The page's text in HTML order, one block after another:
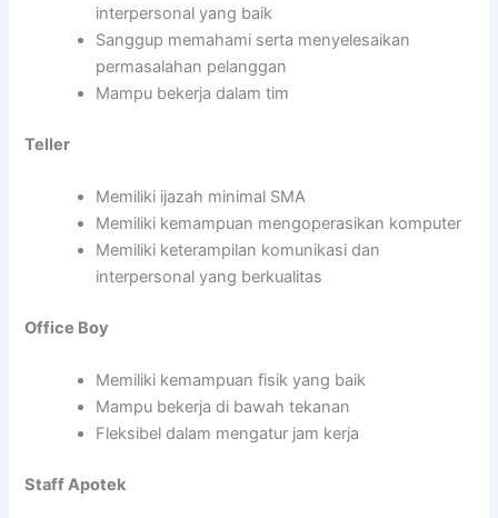
interpersonal yang baik
Sanggup memahami serta menyelesaikan
permasalahan pelanggan
Mampu bekerja dalam tim
Teller
Memiliki ijazah minimal SMA
Memiliki kemampuan mengoperasikan komputer
Memiliki keterampilan komunikasi dan
interpersonal yang berkualitas
Office Boy
Memiliki kemampuan fisik yang baik
Mampu bekerja di bawah tekanan
Fleksibel dalam mengatur jam kerja
Staff Apotek